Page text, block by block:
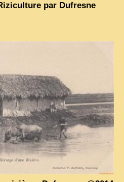
par Dufresne